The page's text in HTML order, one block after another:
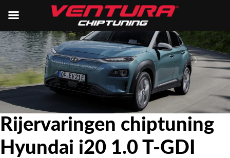
Rijervaringen chiptuning
Hyundai i20 1.0 T-GDI